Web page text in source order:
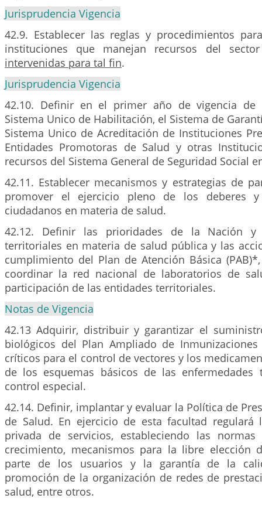
Jurisprudencia Vigencia
42.9. Establecer las reglas y procedimientos
instituciones que manejan recursos del
intervenidas para tal fin.
Jurisprudencia Vigencia
42.10. Definir en el primer año de vigencia
Sistema Unico de Habilitación, el Sistema de
Sistema Unico de Acreditación de Instituciones
Entidades Promotoras de Salud y otras
recursos del Sistema General de Seguridad Social
42.11. Establecer mecanismos y estrategias de
promover el ejercicio pleno de los deberes
ciudadanos en materia de salud.
42.12. Definir las prioridades de la Nación y
territoriales en materia de salud pública y las
cumplimiento del Plan de Atención Básica
coordinar la red nacional de laboratorios de
participación de las entidades territoriales.
Notas de Vigencia
42.13 Adquirir, distribuir y garantizar el
biológicos del Plan Ampliado de Inmunizaciones
críticos para el control de vectores y los
de los esquemas básicos de las enfermedades
control especial.
42.14. Definir, implantar y evaluar la Política de
de Salud. En ejercicio de esta facultad
privada de servicios, estableciendo las
crecimiento, mecanismos para la libre elección
parte de los usuarios y la garantía de la
promoción de la organización de redes de
salud, entre otros.